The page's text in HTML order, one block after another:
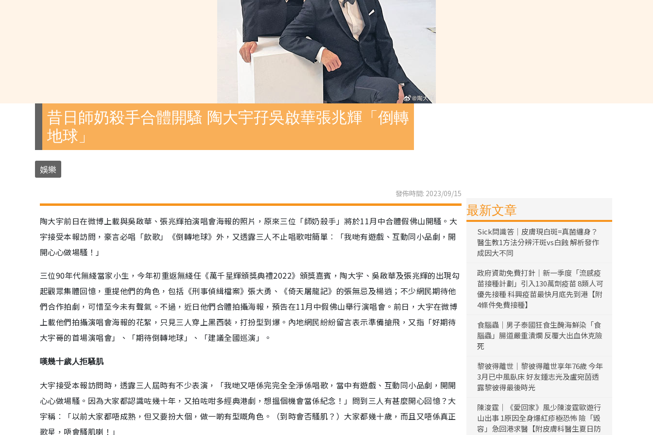
昔日師奶殺手合體開騷 陶大宇孖吳啟華張兆輝「倒轉
地球」
娛樂
發佈時間: 2023/09/15
陶大宇前日在微博上載與吳啟華、張兆輝拍演唱會海報的照片，原來三位「師奶殺手」將於11月中合體假佛山開騷。大
宇接受本報訪問，豪言必唱「飲歌」《倒轉地球》外，又透露三人不止唱歌咁簡單︰「我哋有遊戲、互動同小品劇，開
開心心做場騷！」
三位90年代無綫當家小生，今年初重返無綫任《萬千星輝頒獎典禮2022》頒獎嘉賓，陶大宇、吳啟華及張兆輝的出現勾
起觀眾集體回憶，重提他們的角色，包括《刑事偵緝檔案》張大勇、《倚天屠龍記》的張無忌及楊逍；不少網民期待他
們合作拍劇，可惜至今未有聲氣。不過，近日他們合體拍攝海報，預告在11月中假佛山舉行演唱會。前日，大宇在微博
上載他們拍攝演唱會海報的花絮，只見三人穿上黑西裝，打扮型到爆。內地網民紛紛留言表示準備搶飛，又指「好期待
大宇哥的首場演唱會」、「期待倒轉地球」、「建議全國巡演」。
嘆幾十歲人拒騷肌
大宇接受本報訪問時，透露三人屆時有不少表演，「我哋又唔係完完全全淨係唱歌，當中有遊戲、互動同小品劇，開開
心心做場騷。因為大家都認識咗幾十年，又拍咗咁多經典港劇，想搵個機會當係紀念！」問到三人有甚麼開心回憶？大
宇稱︰「以前大家都唔成熟，但又要扮大個，做一啲有型嘅角色。（到時會否騷肌？）大家都幾十歲，而且又唔係真正
歌星，唔會騷肌喇！」
最新文章
Sick問識答｜皮膚現白斑=真菌纏身？
醫生教1方法分辨汗斑vs白蝕 解析發作
成因大不同
政府資助免費打針｜新一季度「流感疫
苗接種計劃」引入130萬劑疫苗 8類人可
優先接種 科興疫苗最快月底先到港【附
4條件免費接種】
食腦蟲｜男子泰國狂食生醃海鮮染「食
腦蟲」腸道嚴重潰爛 反覆大出血休克險
死
黎彼得離世｜黎彼得離世享年76歲 今年
3月已中風臥床 好友鍾志光及盧宛茵透
露黎彼得最後時光
陳浚霆｜《愛回家》風少陳浚霆歐遊行
山出事 1原因全身爆紅疹極恐怖 險「毀
容」急回港求醫【附皮膚科醫生夏日防